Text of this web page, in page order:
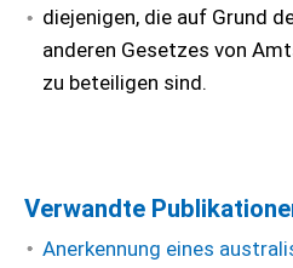
diejenigen, die auf Grund
anderen Gesetzes von
zu beteiligen sind.
Verwandte
Anerkennung eines